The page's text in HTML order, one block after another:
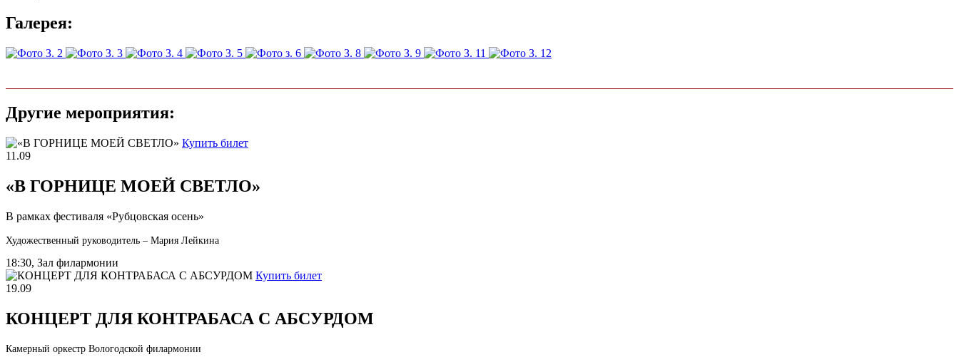
Галерея:
Другие мероприятия:
Купить билет
11.09
«В ГОРНИЦЕ МОЕЙ СВЕТЛО»
В рамках фестиваля «Рубцовская осень»
Художественный руководитель – Мария Лейкина
18:30, Зал филармонии
Купить билет
19.09
КОНЦЕРТ ДЛЯ КОНТРАБАСА С АБСУРДОМ
Камерный оркестр Вологодской филармонии